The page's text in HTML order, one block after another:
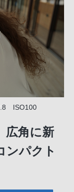
ISO100
広角に新
ンパクト